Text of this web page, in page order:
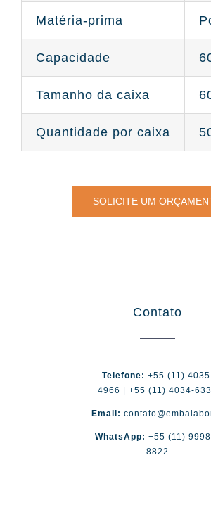
Matéria-prima
Capacidade
Tamanho da caixa
Quantidade por caixa
SOLICITE UM
Contato
Telefone: +55 (11)
4966 | +55 (11) 4034-
Email:
WhatsApp: +55 (11)
8822